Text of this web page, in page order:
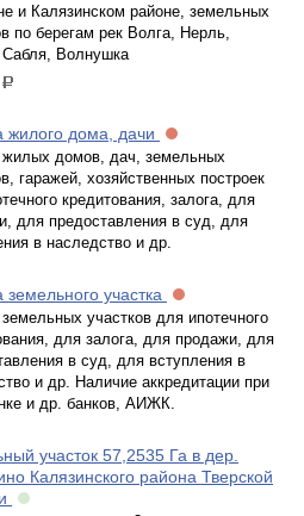
и Калязинском районе, земельных
по берегам рек Волга, Нерль,
Волнушка
р.
жилого дома, дачи
жилых домов, дач, земельных
гаражей, хозяйственных построек
кредитования, залога, для
для предоставления в суд, для
в наследство и др.
участка
участков для ипотечного
для залога, для продажи, для
в суд, для вступления в
и др. Наличие аккредитации при
и др. банков, АИЖК.
участок 57,2535 Га в дер.
Калязинского района Тверской